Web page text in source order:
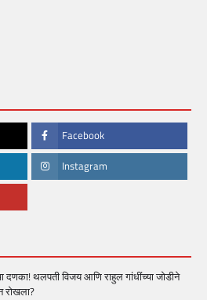
Facebook
Instagram
दणका! थलपती विजय आणि राहुल गांधींच्या जोडीने
रोखला?